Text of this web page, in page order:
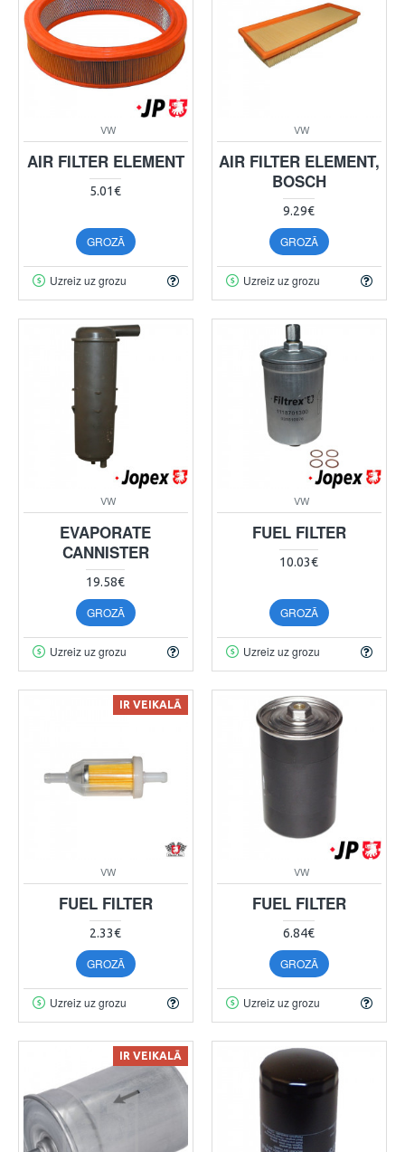
VW
AIR FILTER ELEMENT
5.01€
GROZĀ
Uzreiz uz grozu
VW
AIR FILTER ELEMENT,
BOSCH
9.29€
GROZĀ
Uzreiz uz grozu
VW
EVAPORATE
CANNISTER
19.58€
GROZĀ
Uzreiz uz grozu
VW
FUEL FILTER
10.03€
GROZĀ
Uzreiz uz grozu
IR VEIKALĀ
VW
FUEL FILTER
2.33€
GROZĀ
Uzreiz uz grozu
VW
FUEL FILTER
6.84€
GROZĀ
Uzreiz uz grozu
IR VEIKALĀ